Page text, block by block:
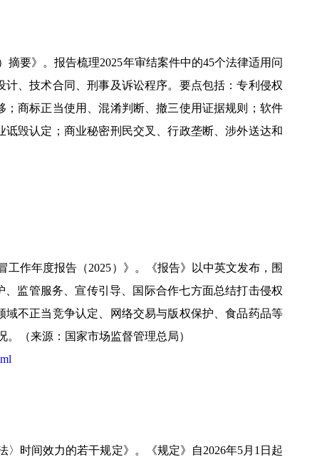
要》。报告梳理2025年审结案件中的45个法律适用问
、技术合同、刑事及诉讼程序。要点包括：专利侵权
商标正当使用、混淆判断、撤三使用证据规则；软件
毁认定；商业秘密刑民交叉、行政垄断、涉外送达和
作年度报告（2025）》。《报告》以中英文发布，围
监管服务、宣传引导、国际合作七方面总结打击侵权
不正当竞争认定、网络交易与版权保护、食品药品等
。（来源：国家市场监督管理总局）
时间效力的若干规定》。《规定》自2026年5月1日起